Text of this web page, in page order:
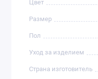
Цвет
Размер
Пол
Уход за изделием
Страна изготовитель